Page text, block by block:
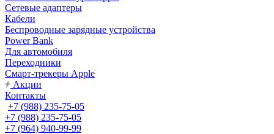
Сетевые адаптеры
Кабели
Беспроводные зарядные устройства
Power Bank
Для автомобиля
Переходники
Смарт-трекеры Apple
Акции
Контакты
+7 (988) 235-75-05
+7 (988) 235-75-05
+7 (964) 940-99-99